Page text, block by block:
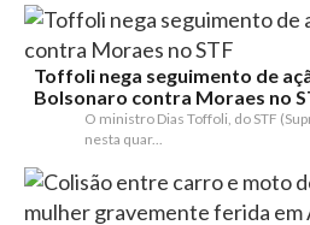
Toffoli nega seguimento de
Bolsonaro contra Moraes no
O ministro Dias Toffoli, do STF
nesta quar...